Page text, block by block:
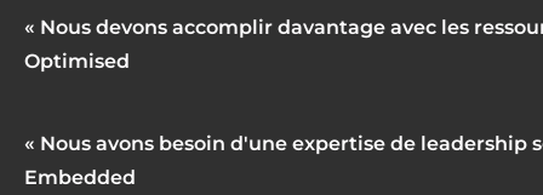
« Nous devons accomplir davantage avec les
Optimised
« Nous avons besoin d'une expertise de leadership
Embedded